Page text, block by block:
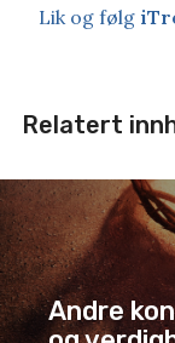
Lik og følg
Relatert
Andre